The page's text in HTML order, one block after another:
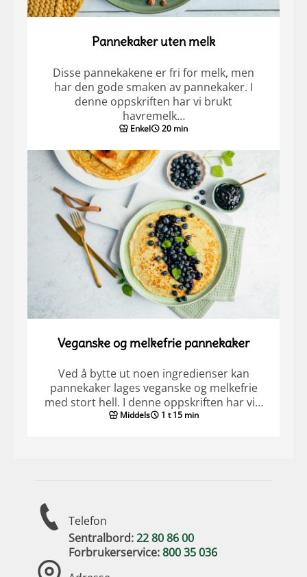
Pannekaker uten melk
Disse pannekakene er fri for melk, men
har den gode smaken av pannekaker. I
denne oppskriften har vi brukt
havremelk…
Enkel 20 min
Veganske og melkefrie pannekaker
Ved å bytte ut noen ingredienser kan
pannekaker lages veganske og melkefrie
med stort hell. I denne oppskriften har vi…
Middels 1 t 15 min
Telefon
Sentralbord:22 80 86 00
Forbrukerservice:800 35 036